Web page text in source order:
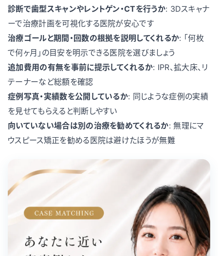
診断で歯型スキャンやレントゲン・CTを行うか: 3Dスキャナ
ーで治療計画を可視化する医院が安心です
治療ゴールと期間・回数の根拠を説明してくれるか: 「何枚
で何ヶ月」の目安を明示できる医院を選びましょう
追加費用の有無を事前に提示してくれるか: IPR、拡大床、リ
テーナーなど総額を確認
症例写真・実績数を公開しているか: 同じような症例の実績
を見せてもらえると判断しやすい
向いていない場合は別の治療を勧めてくれるか: 無理にマ
ウスピース矯正を勧める医院は避けたほうが無難